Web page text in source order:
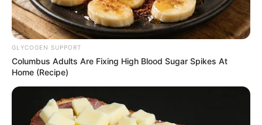
YOUTUBE ΕΓΓΡΑΦΕΊΤΕ
EMAIL
GLYCOGEN SUPPORT
Columbus Adults Are Fixing High Blood Sugar Spikes At
Home (Recipe)